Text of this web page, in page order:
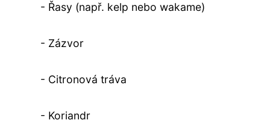
- Řasy (např. kelp nebo wakame)
- Zázvor
- Citronová tráva
- Koriandr